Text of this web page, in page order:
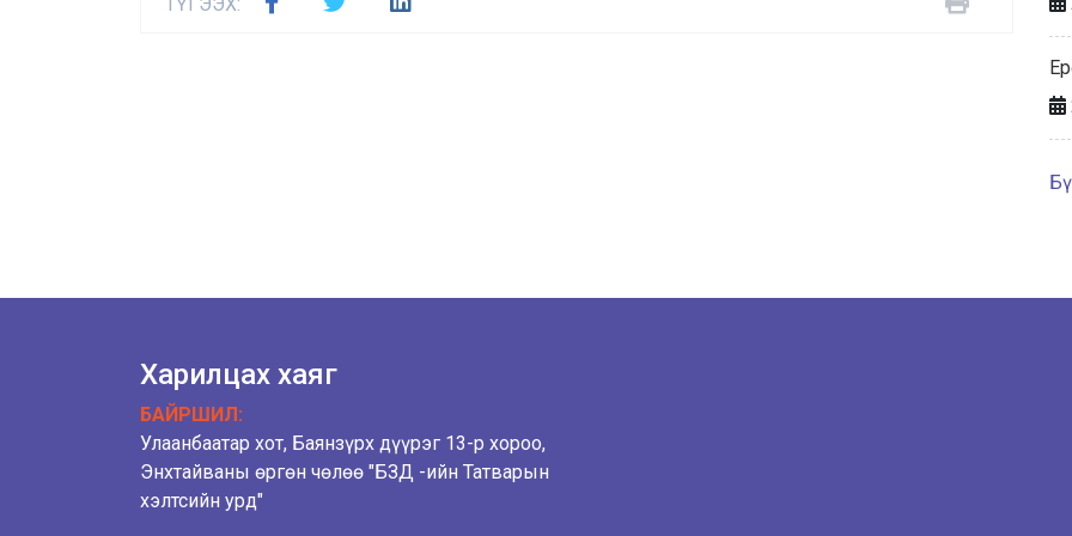
Харилцах хаяг
БАЙРШИЛ:
Улаанбаатар хот, Баянзүрх дүүрэг 13-р хороо,
Энхтайваны өргөн чөлөө "БЗД -ийн Татварын
хэлтсийн урд"